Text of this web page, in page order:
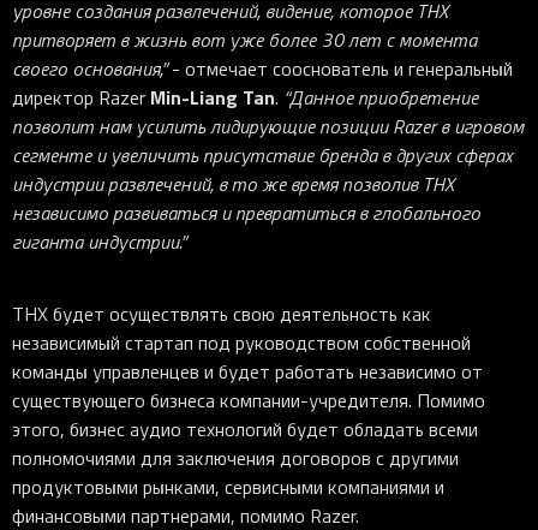
Synapse 2 Legacy
Virtual Ring Light
Razer Axon
Streamer Companion App
Cortex
уровне создания развлечений, видение, которое THX
притворяет в жизнь вот уже более 30 лет с момента
своего основания,”- отмечает сооснователь и генеральный
директор Razer Min-Liang Tan. “Данное приобретение
позволит нам усилить лидирующие позиции Razer в игровом
сегменте и увеличить присутствие бренда в других сферах
индустрии развлечений, в то же время позволив THX
независимо развиваться и превратиться в глобального
гиганта индустрии.”
THX будет осуществлять свою деятельность как
независимый стартап под руководством собственной
команды управленцев и будет работать независимо от
существующего бизнеса компании-учредителя. Помимо
этого, бизнес аудио технологий будет обладать всеми
полномочиями для заключения договоров с другими
продуктовыми рынками, сервисными компаниями и
финансовыми партнерами, помимо Razer.